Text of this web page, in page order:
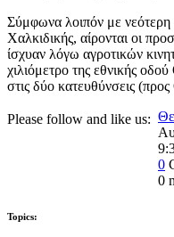
Σύμφωνα λοιπόν με
Χαλκιδικής, αίρονται οι
ίσχυαν λόγω αγροτικών
χιλιόμετρο της εθνικής
στις δύο κατευθύνσεις
Please follow and like us:
0
0
Topics: